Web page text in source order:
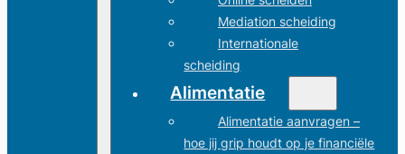
Mediation scheiding
Internationale
scheiding
Alimentatie
Alimentatie aanvragen –
hoe jij grip houdt op je financiële